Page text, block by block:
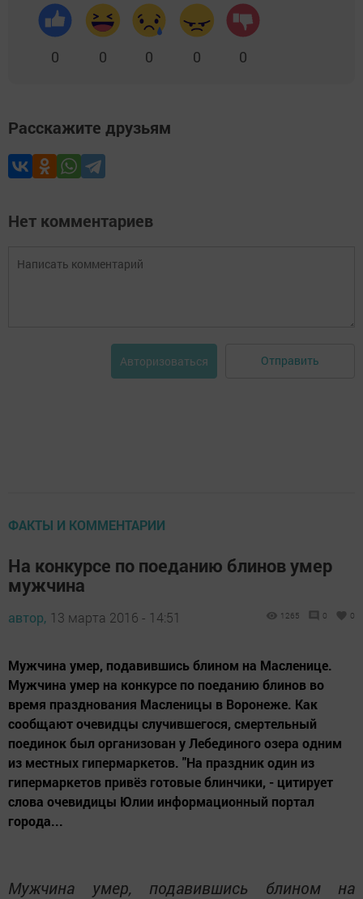
0 0 0 0 0
Расскажите друзьям
Нет комментариев
Авторизоваться Отправить
ФАКТЫ И КОММЕНТАРИИ
На конкурсе по поеданию блинов умер
мужчина
автор, 13 марта 2016 - 14:51 1265 0 0
Мужчина умер, подавившись блином на Масленице.
Мужчина умер на конкурсе по поеданию блинов во
время празднования Масленицы в Воронеже. Как
сообщают очевидцы случившегося, смертельный
поединок был организован у Лебединого озера одним
из местных гипермаркетов. "На праздник один из
гипермаркетов привёз готовые блинчики, - цитирует
слова очевидицы Юлии информационный портал
города...
Мужчина умер, подавившись блином на